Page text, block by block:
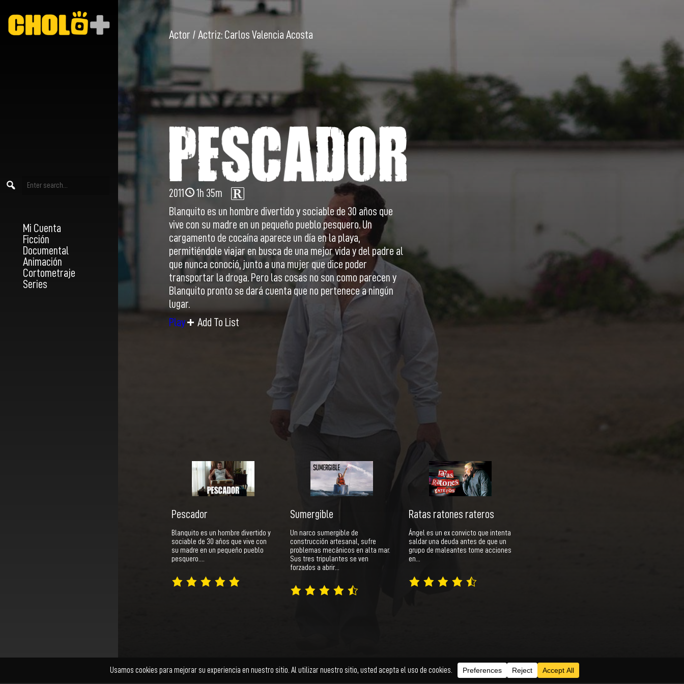
Mi Cuenta
Ficción
Documental
Animación
Cortometraje
Series
Actor / Actriz: Carlos Valencia Acosta
2011
1h 35m
Blanquito es un hombre divertido y sociable de 30 años que
vive con su madre en un pequeño pueblo pesquero. Un
cargamento de cocaína aparece un día en la playa,
permitiéndole viajar en busca de una mejor vida y del padre al
que nunca conoció, junto a una mujer que dice poder
transportar la droga. Pero las cosas no son como parecen y
Blanquito pronto se dará cuenta que no pertenece a ningún
lugar.
Play
Add To List
Pescador
Blanquito es un hombre divertido y
sociable de 30 años que vive con
su madre en un pequeño pueblo
pesquero.…
Sumergible
Un narco sumergible de
construcción artesanal, sufre
problemas mecánicos en alta mar.
Sus tres tripulantes se ven
forzados a abrir…
Ratas ratones rateros
Ángel es un ex convicto que intenta
saldar una deuda antes de que un
grupo de maleantes tome acciones
en…
FicciónDocumentalAnimaciónCortometraje SeriesAcceder